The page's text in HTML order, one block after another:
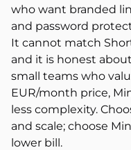
who want branded
and password
It cannot match
and it is honest
small teams who
EUR/month price,
less complexity.
and scale; choose
lower bill.